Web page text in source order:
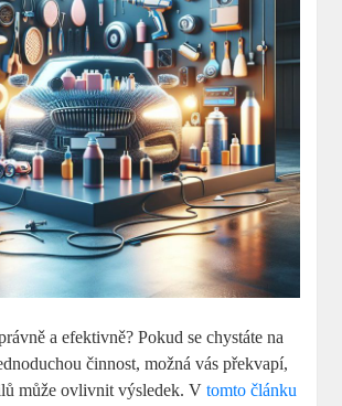
a efektivně? Pokud se chystáte na
činnost, možná vás překvapí,
může ovlivnit výsledek. Vtomto článku